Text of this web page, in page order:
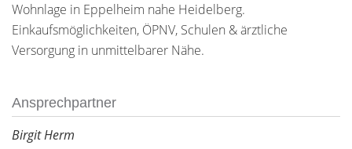
Wohnlage in Eppelheim nahe Heidelberg.
Einkaufsmöglichkeiten, ÖPNV, Schulen & ärztliche
Versorgung in unmittelbarer Nähe.
Ansprechpartner
Birgit Herm